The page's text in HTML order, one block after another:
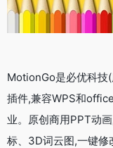
MotionGo是必优科技
插件,兼容WPS和
业。原创商用PPT动
标、3D词云图,一键修